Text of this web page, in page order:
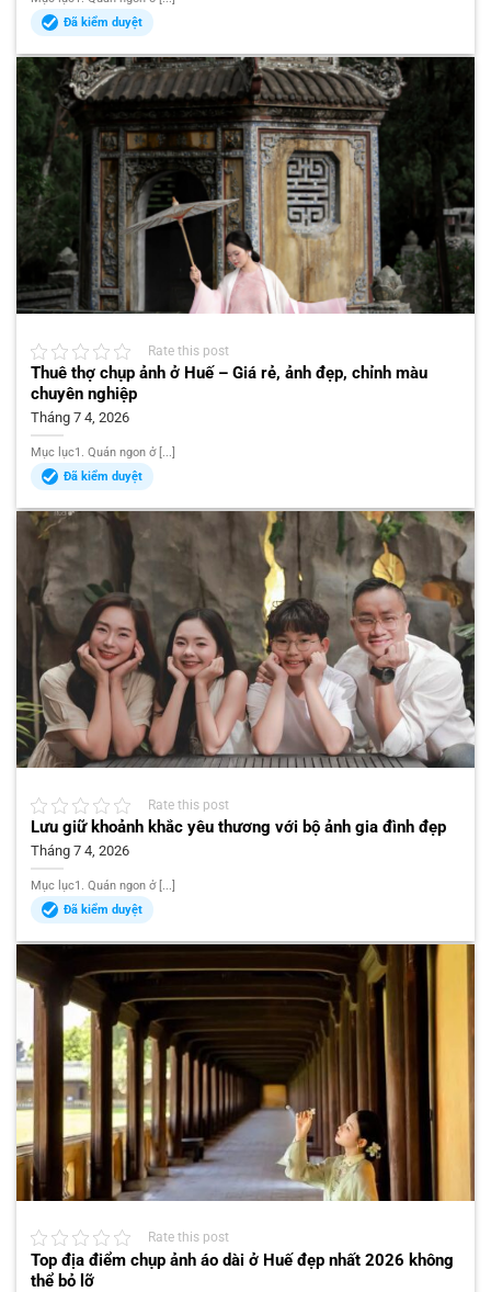
Đã kiểm duyệt
Rate this post
Thuê thợ chụp ảnh ở Huế – Giá rẻ, ảnh đẹp, chỉnh màu
chuyên nghiệp
Tháng 7 4, 2026
Mục lục1. Quán ngon ở [...]
Đã kiểm duyệt
Rate this post
Lưu giữ khoảnh khắc yêu thương với bộ ảnh gia đình đẹp
Tháng 7 4, 2026
Mục lục1. Quán ngon ở [...]
Đã kiểm duyệt
Rate this post
Top địa điểm chụp ảnh áo dài ở Huế đẹp nhất 2026 không
thể bỏ lỡ